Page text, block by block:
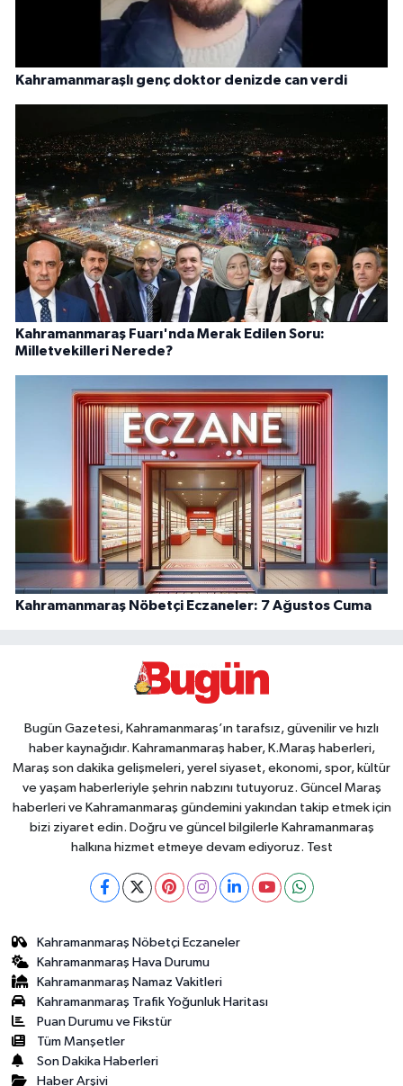
Kahramanmaraşlı genç doktor denizde can verdi
Kahramanmaraş Fuarı'nda Merak Edilen Soru:
Milletvekilleri Nerede?
Kahramanmaraş Nöbetçi Eczaneler: 7 Ağustos Cuma
Bugün Gazetesi, Kahramanmaraş’ın tarafsız, güvenilir ve hızlı
haber kaynağıdır. Kahramanmaraş haber, K.Maraş haberleri,
Maraş son dakika gelişmeleri, yerel siyaset, ekonomi, spor, kültür
ve yaşam haberleriyle şehrin nabzını tutuyoruz. Güncel Maraş
haberleri ve Kahramanmaraş gündemini yakından takip etmek için
bizi ziyaret edin. Doğru ve güncel bilgilerle Kahramanmaraş
halkına hizmet etmeye devam ediyoruz. Test
Kahramanmaraş Nöbetçi Eczaneler
Kahramanmaraş Hava Durumu
Kahramanmaraş Namaz Vakitleri
Kahramanmaraş Trafik Yoğunluk Haritası
Puan Durumu ve Fikstür
Tüm Manşetler
Son Dakika Haberleri
Haber Arşivi